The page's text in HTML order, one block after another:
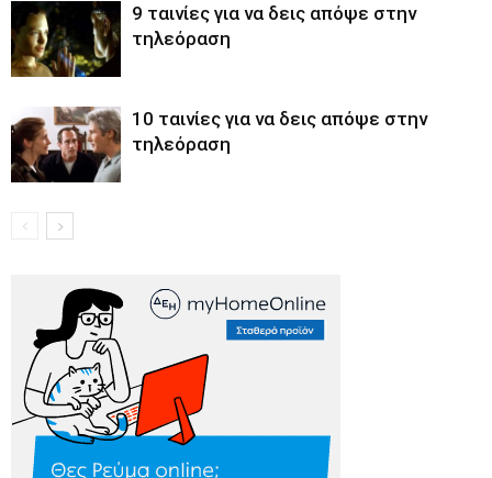
9 ταινίες για να δεις απόψε στην
τηλεόραση
10 ταινίες για να δεις απόψε στην
τηλεόραση